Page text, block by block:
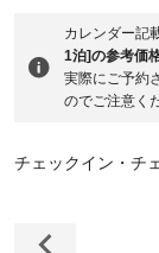
カレンダー記
1泊]の参考価
実際にご予約
のでご注意く
チェックイン・チ